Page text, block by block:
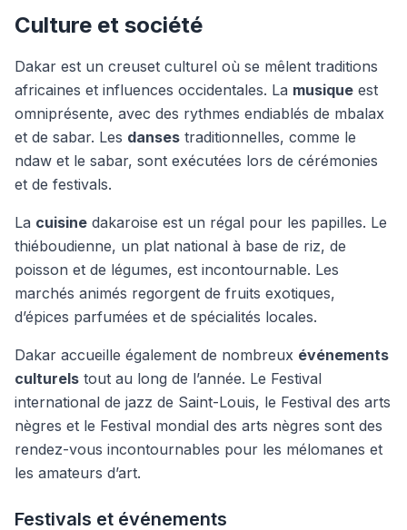
Culture et société
Dakar est un creuset culturel où se mêlent traditions
africaines et influences occidentales. La musique est
omniprésente, avec des rythmes endiablés de mbalax
et de sabar. Les danses traditionnelles, comme le
ndaw et le sabar, sont exécutées lors de cérémonies
et de festivals.
La cuisine dakaroise est un régal pour les papilles. Le
thiéboudienne, un plat national à base de riz, de
poisson et de légumes, est incontournable. Les
marchés animés regorgent de fruits exotiques,
d’épices parfumées et de spécialités locales.
Dakar accueille également de nombreux événements
culturels tout au long de l’année. Le Festival
international de jazz de Saint-Louis, le Festival des arts
nègres et le Festival mondial des arts nègres sont des
rendez-vous incontournables pour les mélomanes et
les amateurs d’art.
Festivals et événements